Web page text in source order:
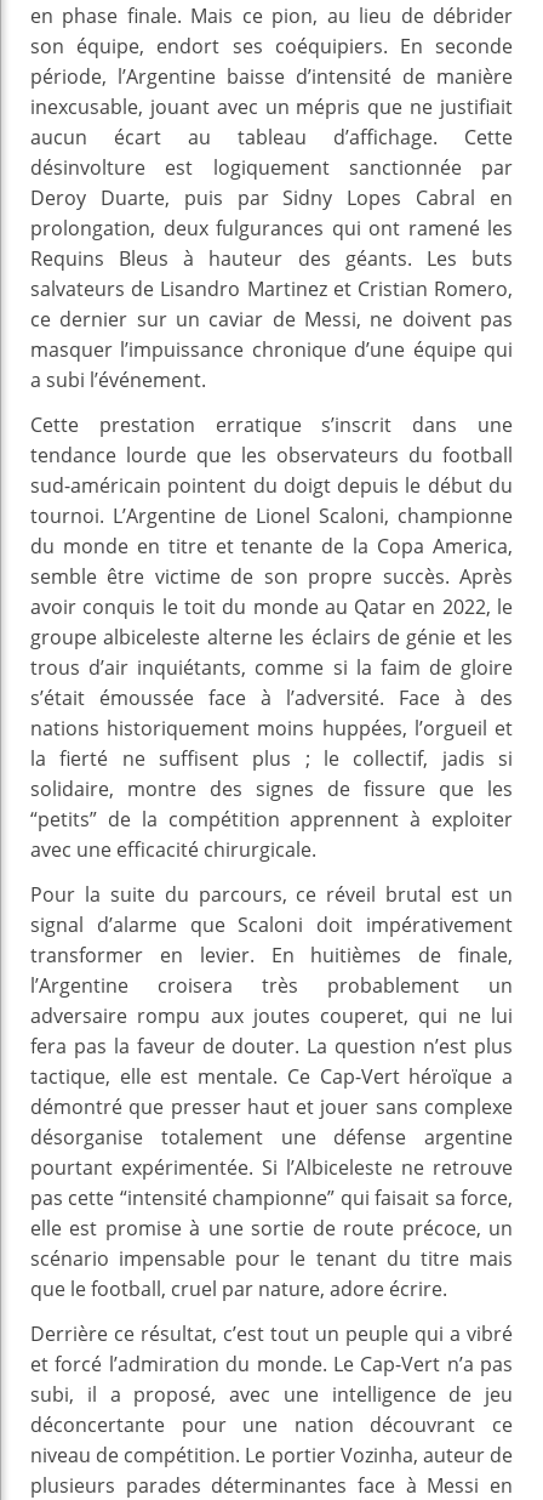
en phase finale. Mais ce pion, au lieu de débrider
son équipe, endort ses coéquipiers. En seconde
période, l’Argentine baisse d’intensité de manière
inexcusable, jouant avec un mépris que ne justifiait
aucun écart au tableau d’affichage. Cette
désinvolture est logiquement sanctionnée par
Deroy Duarte, puis par Sidny Lopes Cabral en
prolongation, deux fulgurances qui ont ramené les
Requins Bleus à hauteur des géants. Les buts
salvateurs de Lisandro Martinez et Cristian Romero,
ce dernier sur un caviar de Messi, ne doivent pas
masquer l’impuissance chronique d’une équipe qui
a subi l’événement.
Cette prestation erratique s’inscrit dans une
tendance lourde que les observateurs du football
sud-américain pointent du doigt depuis le début du
tournoi. L’Argentine de Lionel Scaloni, championne
du monde en titre et tenante de la Copa America,
semble être victime de son propre succès. Après
avoir conquis le toit du monde au Qatar en 2022, le
groupe albiceleste alterne les éclairs de génie et les
trous d’air inquiétants, comme si la faim de gloire
s’était émoussée face à l’adversité. Face à des
nations historiquement moins huppées, l’orgueil et
la fierté ne suffisent plus ; le collectif, jadis si
solidaire, montre des signes de fissure que les
“petits” de la compétition apprennent à exploiter
avec une efficacité chirurgicale.
Pour la suite du parcours, ce réveil brutal est un
signal d’alarme que Scaloni doit impérativement
transformer en levier. En huitièmes de finale,
l’Argentine croisera très probablement un
adversaire rompu aux joutes couperet, qui ne lui
fera pas la faveur de douter. La question n’est plus
tactique, elle est mentale. Ce Cap-Vert héroïque a
démontré que presser haut et jouer sans complexe
désorganise totalement une défense argentine
pourtant expérimentée. Si l’Albiceleste ne retrouve
pas cette “intensité championne” qui faisait sa force,
elle est promise à une sortie de route précoce, un
scénario impensable pour le tenant du titre mais
que le football, cruel par nature, adore écrire.
Derrière ce résultat, c’est tout un peuple qui a vibré
et forcé l’admiration du monde. Le Cap-Vert n’a pas
subi, il a proposé, avec une intelligence de jeu
déconcertante pour une nation découvrant ce
niveau de compétition. Le portier Vozinha, auteur de
plusieurs parades déterminantes face à Messi en